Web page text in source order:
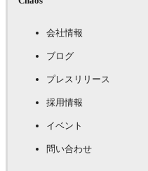
会社情報
ブログ
プレスリリース
採用情報
イベント
問い合わせ